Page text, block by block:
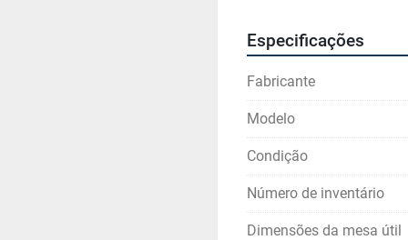
Especificações
Fabricante
Modelo
Condição
Número de inventário
Dimensões da mesa útil